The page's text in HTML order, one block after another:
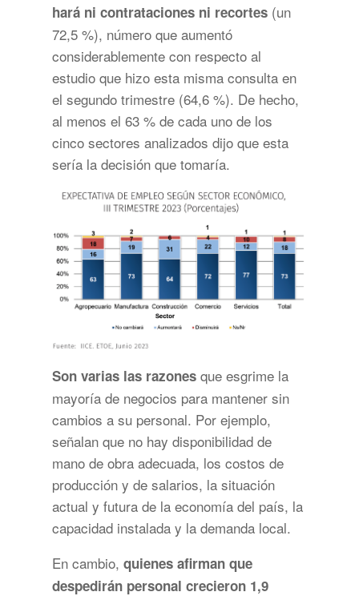
hará ni contrataciones ni recortes (un
72,5 %), número que aumentó
considerablemente con respecto al
estudio que hizo esta misma consulta en
el segundo trimestre (64,6 %). De hecho,
al menos el 63 % de cada uno de los
cinco sectores analizados dijo que esta
sería la decisión que tomaría.
Son varias las razones que esgrime la
mayoría de negocios para mantener sin
cambios a su personal. Por ejemplo,
señalan que no hay disponibilidad de
mano de obra adecuada, los costos de
producción y de salarios, la situación
actual y futura de la economía del país, la
capacidad instalada y la demanda local.
En cambio, quienes afirman que
despedirán personal crecieron 1,9